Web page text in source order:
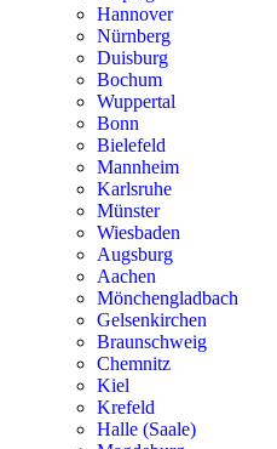
Hannover
Nürnberg
Duisburg
Bochum
Wuppertal
Bonn
Bielefeld
Mannheim
Karlsruhe
Münster
Wiesbaden
Augsburg
Aachen
Mönchengladbach
Gelsenkirchen
Braunschweig
Chemnitz
Kiel
Krefeld
Halle (Saale)